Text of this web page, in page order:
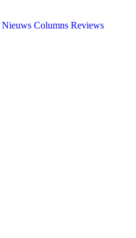
Nieuws Columns Reviews